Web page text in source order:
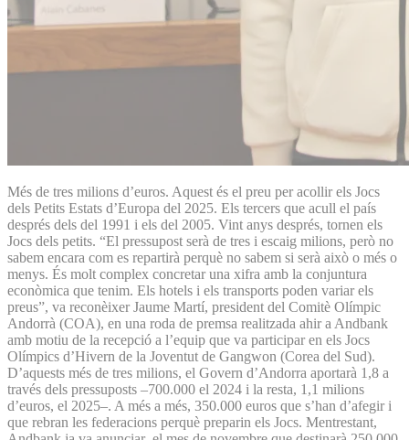
Més de tres milions d’euros. Aquest és el preu per acollir els Jocs
dels Petits Estats d’Europa del 2025. Els tercers que acull el país
després dels del 1991 i els del 2005. Vint anys després, tornen els
Jocs dels petits. “El pressupost serà de tres i escaig milions, però no
sabem encara com es repartirà perquè no sabem si serà això o més o
menys. És molt complex concretar una xifra amb la conjuntura
econòmica que tenim. Els hotels i els transports poden variar els
preus”, va reconèixer Jaume Martí, president del Comitè Olímpic
Andorrà (COA), en una roda de premsa realitzada ahir a Andbank
amb motiu de la recepció a l’equip que va participar en els Jocs
Olímpics d’Hivern de la Joventut de Gangwon (Corea del Sud).
D’aquests més de tres milions, el Govern d’Andorra aportarà 1,8 a
través dels pressuposts –700.000 el 2024 i la resta, 1,1 milions
d’euros, el 2025–. A més a més, 350.000 euros que s’han d’afegir i
que rebran les federacions perquè preparin els Jocs. Mentrestant,